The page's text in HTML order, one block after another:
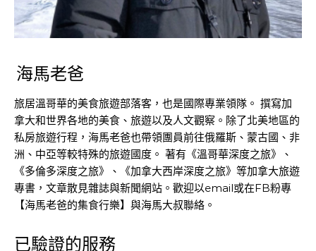
海馬老爸
旅居溫哥華的美食旅遊部落客，也是國際專業領隊。 撰寫加
拿大和世界各地的美食、旅遊以及人文觀察。除了北美地區的
私房旅遊行程，海馬老爸也帶領團員前往俄羅斯、蒙古國、非
洲、中亞等較特殊的旅遊國度。 著有《溫哥華深度之旅》、
《多倫多深度之旅》、《加拿大西岸深度之旅》等加拿大旅遊
專書，文章散見雜誌與新聞網站。歡迎以email或在FB粉專
【海馬老爸的集食行樂】與海馬大叔聯絡。
已驗證的服務